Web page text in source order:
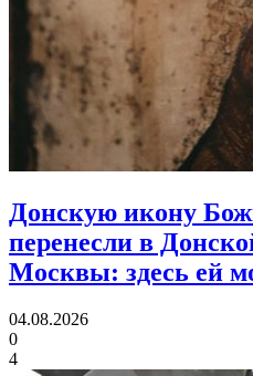
Донскую икону
перенесли в
Москвы: здесь ей
04.08.2026
0
4